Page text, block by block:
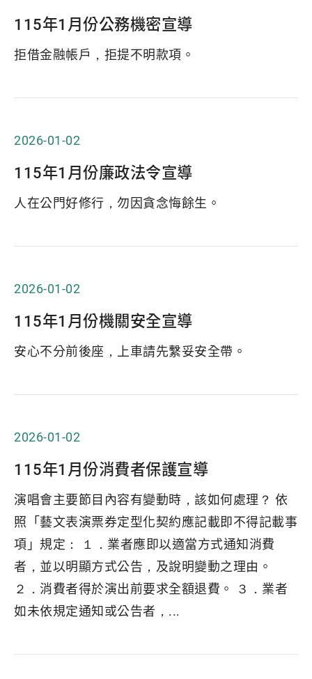
115年1月份公務機密宣導
拒借金融帳戶，拒提不明款項。
2026-01-02
115年1月份廉政法令宣導
人在公門好修行，勿因貪念悔餘生。
2026-01-02
115年1月份機關安全宣導
安心不分前後座，上車請先繫妥安全帶。
2026-01-02
115年1月份消費者保護宣導
演唱會主要節目內容有變動時，該如何處理？ 依
照「藝文表演票券定型化契約應記載即不得記載事
項」規定： １．業者應即以適當方式通知消費
者，並以明顯方式公告，及說明變動之理由。
２．消費者得於演出前要求全額退費。 ３．業者
如未依規定通知或公告者，...